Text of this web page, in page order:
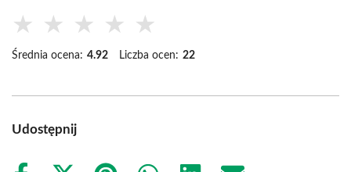
★ ★ ★ ★ ★
Średnia ocena: 4.92 Liczba ocen: 22
Udostępnij